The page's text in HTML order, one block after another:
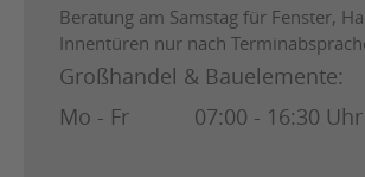
Beratung am Samstag für Fenster,
Innentüren nur nach
Großhandel & Bauelemente:
Mo - Fr
07:00 - 16:30 Uhr